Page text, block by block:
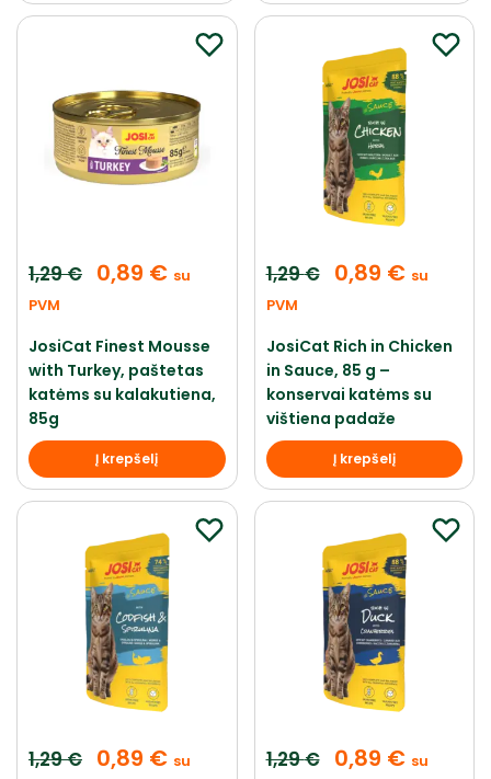
1,29€ 0,89 € su
PVM
JosiCat Finest Mousse
with Turkey, paštetas
katėms su kalakutiena,
85g
Į krepšelį
1,29€ 0,89 € su
PVM
JosiCat Rich in Chicken
in Sauce, 85 g –
konservai katėms su
vištiena padaže
Į krepšelį
1,29€ 0,89 € su
1,29€ 0,89 € su